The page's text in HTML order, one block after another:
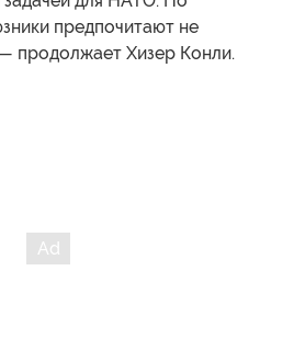
предпочитают не
продолжает Хизер Конли.